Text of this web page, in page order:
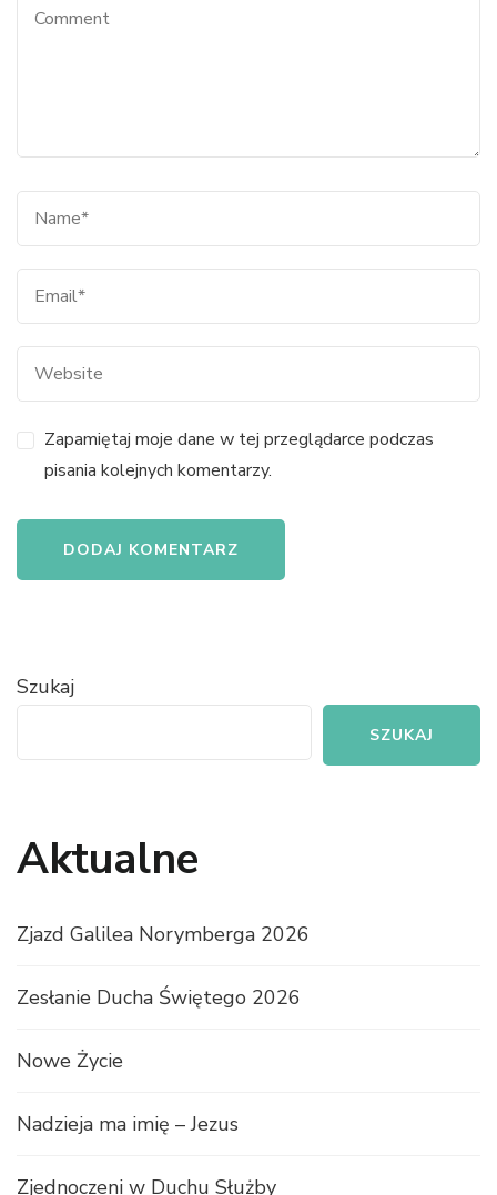
Zapamiętaj moje dane w tej przeglądarce podczas
pisania kolejnych komentarzy.
Szukaj
SZUKAJ
Aktualne
Zjazd Galilea Norymberga 2026
Zesłanie Ducha Świętego 2026
Nowe Życie
Nadzieja ma imię – Jezus
Zjednoczeni w Duchu Służby